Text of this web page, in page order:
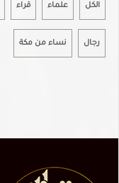
الكل علماء قراء
رجال نساء من مكة